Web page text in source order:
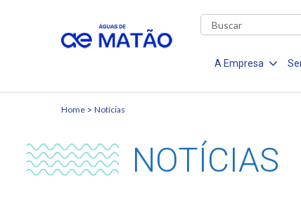
A Empresa
Home Notícias
NOTÍCIAS